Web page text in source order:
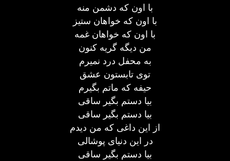
با اون که دشمن منه
با اون که خواهان ستیز
با اون که خواهان غمه
من دیگه گریه کنون
به محفل درد نمیرم
توی تابستون عشق
حیفه که ماتم بگیرم
بیا دستم بگیر ساقی
بیا دستم بگیر ساقی
از این داغی که من دیدم
در این دنیای پوشالی
بیا دستم بگیر ساقی